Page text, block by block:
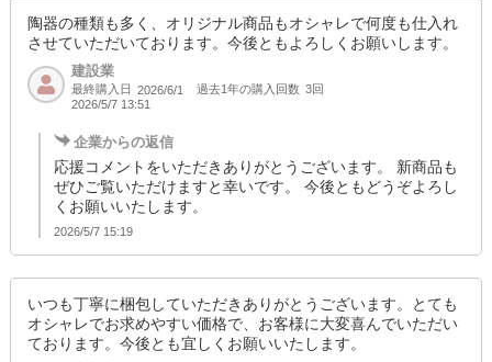
陶器の種類も多く、オリジナル商品もオシャレで何度も仕入れ
させていただいております。今後ともよろしくお願いします。
建設業
最終購入日 2026/6/1 過去1年の購入回数 3回
2026/5/7 13:51
企業からの返信
応援コメントをいただきありがとうございます。 新商品も
ぜひご覧いただけますと幸いです。 今後ともどうぞよろし
くお願いいたします。
2026/5/7 15:19
いつも丁寧に梱包していただきありがとうございます。とても
オシャレでお求めやすい価格で、お客様に大変喜んでいただい
ております。今後とも宜しくお願いいたします。